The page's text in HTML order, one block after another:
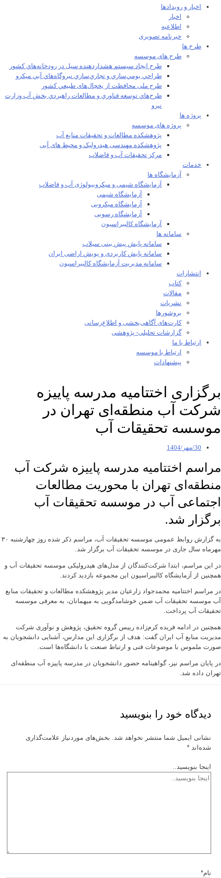
اخبار و رویدادها
اخبار
اطلاعیه
خبرنامه تصویری
طرح ها
طرح های موسسه
طرح ايجاد سيستم هشداردهنده سيل در رودخانه‌هاي كشور
طراحي بومي‌سازي و تجاري‌سازي نيروگاه‌هاي آبي ميکرو
طرح ملی محافظت از يخچال‌های طبيعي كشور
طرح‌هاي توسعه فناوري و مطالعات راهبردي بخش آب وزارت
نيرو
پروژه ها
پروژه های موسسه
پژوهشکده مطالعات و تحقيقات منابع آب
پژوهشکده مهندسی هیدرولیک و محیط های آبی
مرکز تحقیقات آب و فاضلاب
خدمات
آزمایشگاه ها
آزمایشگاه شیمی و میکروبیولوژی آب و فاضلاب
آزمایشگاه شیمی
آزمایشگاه میکروبی
آزمایشگاه رسوبی
آزمایشگاه کالیبراسیون
سامانه ها
سامانه پایش پیش بینی سیلاب
سامانه پایش کاربردی و پویش اراضی ایران
سامانه مدیریت آزمایشگاه کالیبراسیون
انتشارات
کتاب
مقالات
نشریات
بروشورها
کارت‌های آگاهی‌بخشی و اطلاع‌رسانی
گزارشات تحلیلی- پژوهشی
ارتباط با ما
ارتباط با موسسه
پیشنهادات
برگزاری اختتامیه مدرسه پاییزه
شرکت آب منطقه‌ای تهران در
موسسه تحقیقات آب
30/مهر/1404
مراسم اختتامیه مدرسه پاییزه شرکت آب
منطقه‌ای تهران با محوریت مطالعات
اجتماعی آب در موسسه تحقیقات آب
برگزار شد.
به گزارش روابط عمومی موسسه تحقیقات آب، مراسم ذکر شده روز چهارشنبه ۳۰
مهرماه سال جاری در موسسه تحقیقات آب برگزار شد.
در این مراسم، ابتدا شرکت‌کنندگان از مدل‌های هیدرولیکی موسسه تحقیقات آب و
همچنین از آزمایشگاه کالیبراسیون این مجموعه بازدید کردند.
در مراسم اختتامیه محمدجواد زارعیان مدیر پژوهشکده مطالعات و تحقیقات منابع
آب موسسه تحقیقات آب ضمن خوشامدگویی به میهمانان، به معرفی موسسه
تحقیقات آب پرداخت.
همچنین در ادامه فریده کرم‌زاده رییس گروه تحقیق، پژوهش و نوآوری شرکت
مدیریت منابع آب ایران گفت: هدف از برگزاری این مدارس، آشنایی دانشجویان به
صورت ملموس با موضوعات فنی و ارتباط صنعت با دانشگاه‌ها است.
در پایان مراسم نیز، گواهینامه حضور دانشجویان در مدرسه پاییزه آب منطقه‌ای
تهران داده شد.
دیدگاه‌ خود را بنویسید
نشانی ایمیل شما منتشر نخواهد شد.
بخش‌های موردنیاز علامت‌گذاری
شده‌اند *
اینجا بنویسید..
نام*